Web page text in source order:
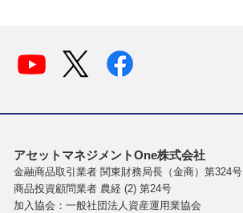
アセットマネジメントOne株式会社
金融商品取引業者 関東財務局長（金商）第324号
商品投資顧問業者 農経 (2) 第24号
加入協会：一般社団法人資産運用業協会